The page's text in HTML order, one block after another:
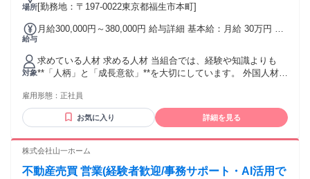
場所[勤務地：〒197-0022東京都福生市本町]
給与
月給300,000円～380,000円 給与詳細 基本給：月給 30万円 〜
れる通勤・皆勤・家族手当金額：なし 全員に一律で支払われ
るその他手当金額：なし ※経験・年齢・能力を考慮のうえ決
定します。 ※試用期間3か月（試用期間中も給与・待遇に変更
はありません。） 【別途支給】 通勤手当（規定支給） 家族
実績による）
対象
求めている人材 求める人材 当組合では、経験や知識よりも
**「人柄」と「成長意欲」**を大切にしています。 外国人材や
る方を歓迎します。 このような方を歓迎します 人と接するこ
とが好きな方 相手の立場に立って考えられる方 コツコツと正
確に仕事を進められる方 責任感を持って最後まで取り組める
きる方 将来は会社の中心メンバーとして活躍したい方 社会貢
免許（AT限定可） 基本的なパソコン操作（Word・Excel・メ
雇用形態： 正社員
お気に入り 詳細を見る
株式会社山一ホーム
不動産売買 営業(経験者歓迎/事務サポート・AI活用で